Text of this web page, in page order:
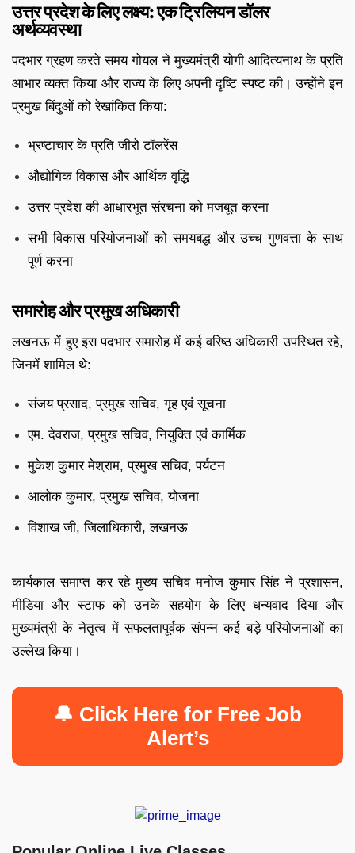
उत्तर प्रदेश के लिए लक्ष्य: एक ट्रिलियन डॉलर
अर्थव्यवस्था
पदभार ग्रहण करते समय गोयल ने मुख्यमंत्री योगी आदित्यनाथ के प्रति
आभार व्यक्त किया और राज्य के लिए अपनी दृष्टि स्पष्ट की। उन्होंने इन
प्रमुख बिंदुओं को रेखांकित किया:
भ्रष्टाचार के प्रति जीरो टॉलरेंस
औद्योगिक विकास और आर्थिक वृद्धि
उत्तर प्रदेश की आधारभूत संरचना को मजबूत करना
सभी विकास परियोजनाओं को समयबद्ध और उच्च गुणवत्ता के साथ
पूर्ण करना
समारोह और प्रमुख अधिकारी
लखनऊ में हुए इस पदभार समारोह में कई वरिष्ठ अधिकारी उपस्थित रहे,
जिनमें शामिल थे:
संजय प्रसाद, प्रमुख सचिव, गृह एवं सूचना
एम. देवराज, प्रमुख सचिव, नियुक्ति एवं कार्मिक
मुकेश कुमार मेश्राम, प्रमुख सचिव, पर्यटन
आलोक कुमार, प्रमुख सचिव, योजना
विशाख जी, जिलाधिकारी, लखनऊ
कार्यकाल समाप्त कर रहे मुख्य सचिव मनोज कुमार सिंह ने प्रशासन,
मीडिया और स्टाफ को उनके सहयोग के लिए धन्यवाद दिया और
मुख्यमंत्री के नेतृत्व में सफलतापूर्वक संपन्न कई बड़े परियोजनाओं का
उल्लेख किया।
🔔 Click Here for Free Job
Alert’s